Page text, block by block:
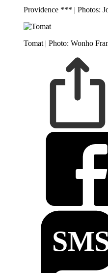
Providence *** | Photos:
Tomat | Photo: Wonho